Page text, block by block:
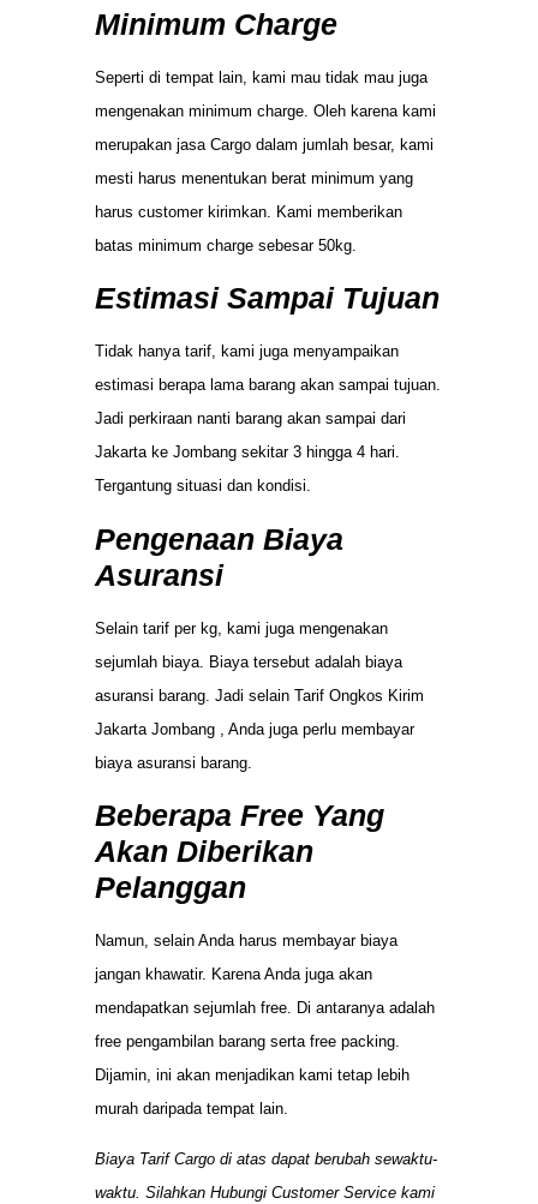
Minimum Charge
Seperti di tempat lain, kami mau tidak mau juga
mengenakan minimum charge. Oleh karena kami
merupakan jasa Cargo dalam jumlah besar, kami
mesti harus menentukan berat minimum yang
harus customer kirimkan. Kami memberikan
batas minimum charge sebesar 50kg.
Estimasi Sampai Tujuan
Tidak hanya tarif, kami juga menyampaikan
estimasi berapa lama barang akan sampai tujuan.
Jadi perkiraan nanti barang akan sampai dari
Jakarta ke Jombang sekitar 3 hingga 4 hari.
Tergantung situasi dan kondisi.
Pengenaan Biaya
Asuransi
Selain tarif per kg, kami juga mengenakan
sejumlah biaya. Biaya tersebut adalah biaya
asuransi barang. Jadi selain Tarif Ongkos Kirim
Jakarta Jombang , Anda juga perlu membayar
biaya asuransi barang.
Beberapa Free Yang
Akan Diberikan
Pelanggan
Namun, selain Anda harus membayar biaya
jangan khawatir. Karena Anda juga akan
mendapatkan sejumlah free. Di antaranya adalah
free pengambilan barang serta free packing.
Dijamin, ini akan menjadikan kami tetap lebih
murah daripada tempat lain.
Biaya Tarif Cargo di atas dapat berubah sewaktu-
waktu. Silahkan Hubungi Customer Service kami